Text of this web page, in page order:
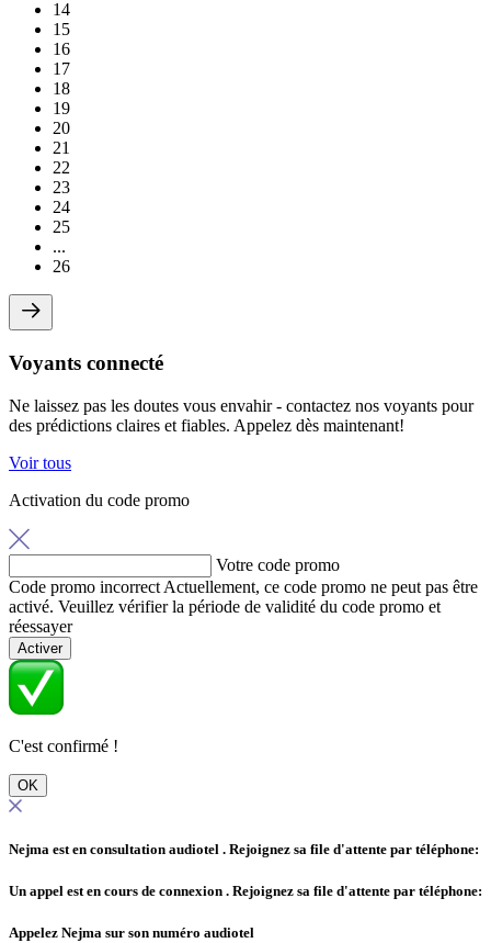
14
15
16
17
18
19
20
21
22
23
24
25
...
26
Voyants connecté
Ne laissez pas les doutes vous envahir - contactez nos voyants pour
des prédictions claires et fiables. Appelez dès maintenant!
Voir tous
Activation du code promo
Votre code promo
Code promo incorrect Actuellement, ce code promo ne peut pas être
activé. Veuillez vérifier la période de validité du code promo et
réessayer
Activer
C'est confirmé !
OK
Nejma est en consultation audiotel . Rejoignez sa file d'attente par téléphone:
Un appel est en cours de connexion . Rejoignez sa file d'attente par téléphone:
Appelez Nejma sur son numéro audiotel